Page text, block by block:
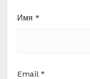
Имя *
Email *